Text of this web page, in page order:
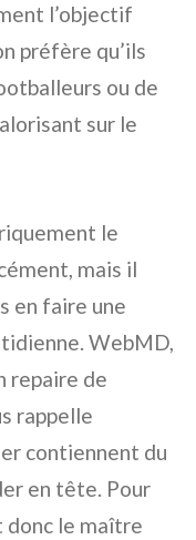
l’objectif
préfère qu’ils
ou de
sur le
le
mais il
en faire une
WebMD,
repaire de
rappelle
contiennent du
en tête. Pour
donc le maître